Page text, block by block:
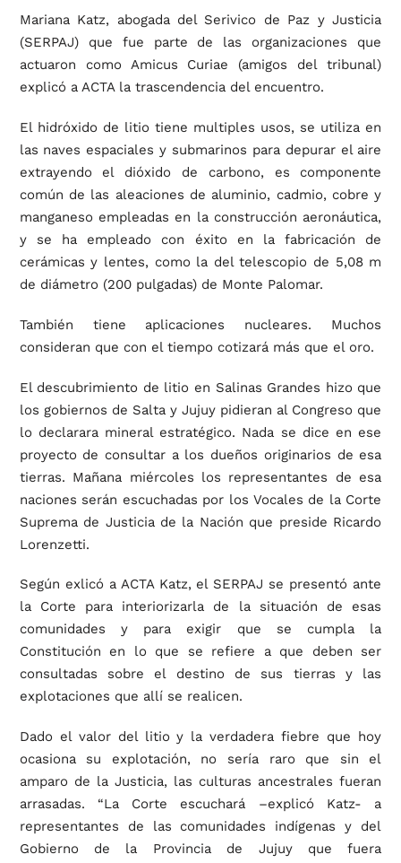
Mariana Katz, abogada del Serivico de Paz y Justicia
(SERPAJ) que fue parte de las organizaciones que
actuaron como Amicus Curiae (amigos del tribunal)
explicó a ACTA la trascendencia del encuentro.
El hidróxido de litio tiene multiples usos, se utiliza en
las naves espaciales y submarinos para depurar el aire
extrayendo el dióxido de carbono, es componente
común de las aleaciones de aluminio, cadmio, cobre y
manganeso empleadas en la construcción aeronáutica,
y se ha empleado con éxito en la fabricación de
cerámicas y lentes, como la del telescopio de 5,08 m
de diámetro (200 pulgadas) de Monte Palomar.
También tiene aplicaciones nucleares. Muchos
consideran que con el tiempo cotizará más que el oro.
El descubrimiento de litio en Salinas Grandes hizo que
los gobiernos de Salta y Jujuy pidieran al Congreso que
lo declarara mineral estratégico. Nada se dice en ese
proyecto de consultar a los dueños originarios de esa
tierras. Mañana miércoles los representantes de esa
naciones serán escuchadas por los Vocales de la Corte
Suprema de Justicia de la Nación que preside Ricardo
Lorenzetti.
Según exlicó a ACTA Katz, el SERPAJ se presentó ante
la Corte para interiorizarla de la situación de esas
comunidades y para exigir que se cumpla la
Constitución en lo que se refiere a que deben ser
consultadas sobre el destino de sus tierras y las
explotaciones que allí se realicen.
Dado el valor del litio y la verdadera fiebre que hoy
ocasiona su explotación, no sería raro que sin el
amparo de la Justicia, las culturas ancestrales fueran
arrasadas. “La Corte escuchará –explicó Katz- a
representantes de las comunidades indígenas y del
Gobierno de la Provincia de Jujuy que fuera